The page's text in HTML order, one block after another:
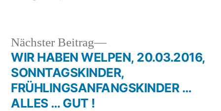
Beitragsnavigation
Nächster Beitrag
Nächster
Beitrag:
WIR HABEN WELPEN, 20.03.2016,
SONNTAGSKINDER,
FRÜHLINGSANFANGSKINDER …
ALLES … GUT !